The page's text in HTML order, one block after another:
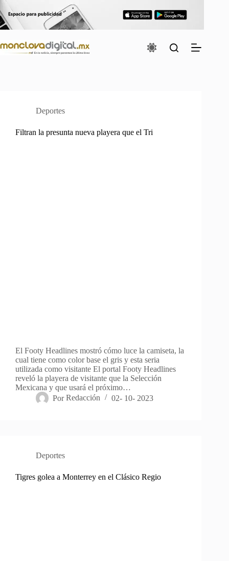
al
contenido
Deportes
Filtran la presunta nueva playera que el Tri
El Footy Headlines mostró cómo luce la camiseta, la
cual tiene como color base el gris y esta seria
utilizada como visitante El portal Footy Headlines
reveló la playera de visitante que la Selección
Mexicana y que usará el próximo…
Por Redacción 02- 10- 2023
Deportes
Tigres golea a Monterrey en el Clásico Regio